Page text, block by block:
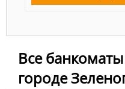
Все
городе